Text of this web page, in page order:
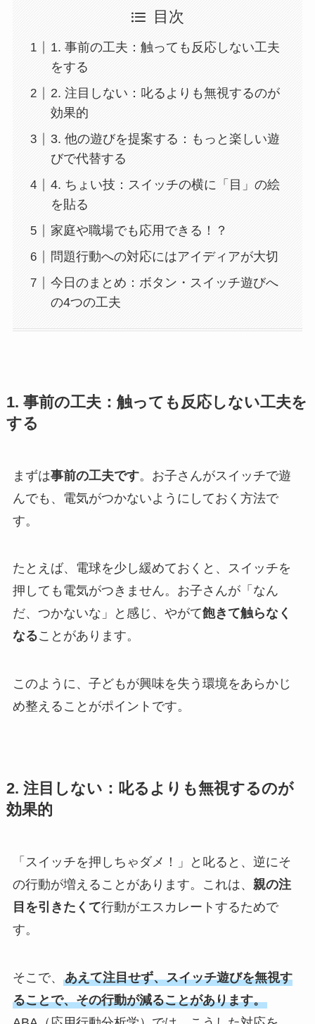
目次
1. 事前の工夫：触っても反応しない工夫
をする
2. 注目しない：叱るよりも無視するのが
効果的
3. 他の遊びを提案する：もっと楽しい遊
びで代替する
4. ちょい技：スイッチの横に「目」の絵
を貼る
家庭や職場でも応用できる！？
問題行動への対応にはアイディアが大切
今日のまとめ：ボタン・スイッチ遊びへ
の4つの工夫
1. 事前の工夫：触っても反応しない工夫を
する
まずは事前の工夫です。お子さんがスイッチで遊
んでも、電気がつかないようにしておく方法で
す。
たとえば、電球を少し緩めておくと、スイッチを
押しても電気がつきません。お子さんが「なん
だ、つかないな」と感じ、やがて飽きて触らなく
なることがあります。
このように、子どもが興味を失う環境をあらかじ
め整えることがポイントです。
2. 注目しない：叱るよりも無視するのが
効果的
「スイッチを押しちゃダメ！」と叱ると、逆にそ
の行動が増えることがあります。これは、 親の注
目を引きたくて行動がエスカレートするためで
す。
そこで、 あえて注目せず、スイッチ遊びを無視す
ることで、その行動が減ることがあります。